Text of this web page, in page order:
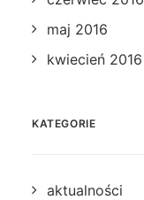
maj 2016
kwiecień 2016
KATEGORIE
aktualności